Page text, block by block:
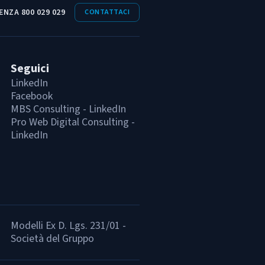
800 029 029 CONTATTACI
Seguici
LinkedIn
Facebook
MBS Consulting - LinkedIn
Pro Web Digital Consulting -
LinkedIn
Modelli Ex D. Lgs. 231/01 -
Società del Gruppo